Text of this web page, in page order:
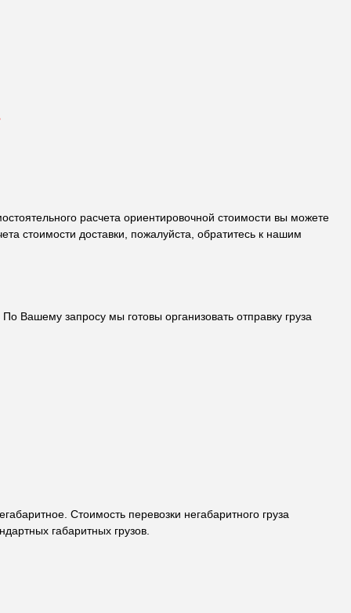
расчета ориентировочной стоимости вы можете
стоимости доставки, пожалуйста, обратитесь к нашим
Вашему запросу мы готовы организовать отправку груза
Стоимость перевозки негабаритного груза
габаритных грузов.